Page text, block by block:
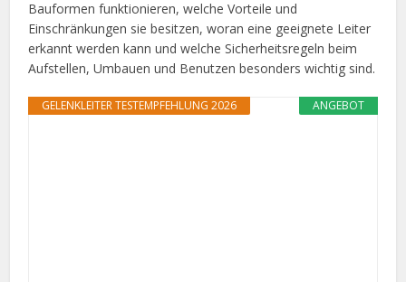
Bauformen funktionieren, welche Vorteile und
Einschränkungen sie besitzen, woran eine geeignete Leiter
erkannt werden kann und welche Sicherheitsregeln beim
Aufstellen, Umbauen und Benutzen besonders wichtig sind.
ANGEBOT
GELENKLEITER TESTEMPFEHLUNG 2026